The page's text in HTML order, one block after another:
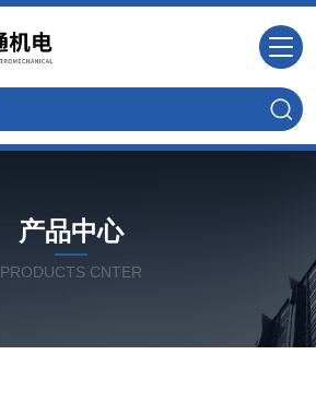
产品中心
PRODUCTS CNTER